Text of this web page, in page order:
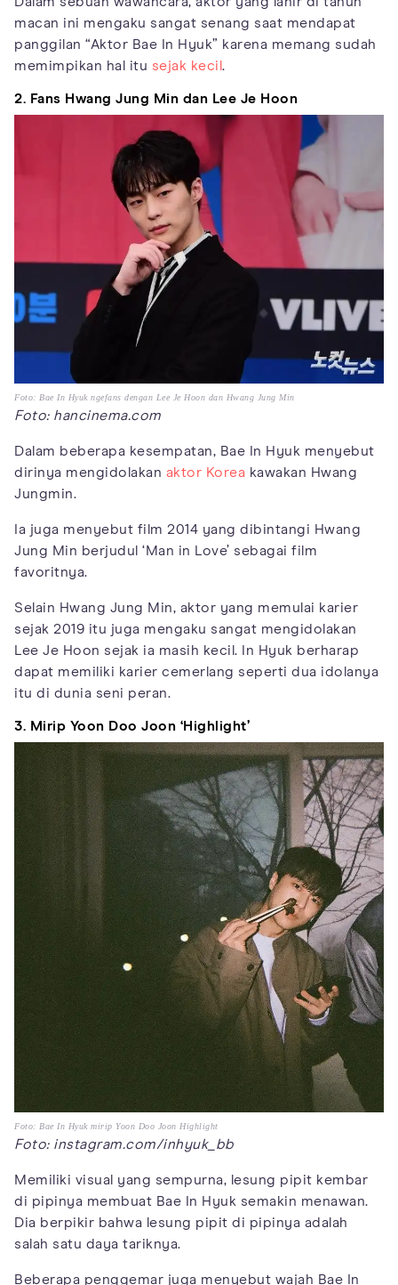
macan ini mengaku sangat senang saat mendapat
panggilan “Aktor Bae In Hyuk” karena memang sudah
memimpikan hal itu sejak kecil .
2. Fans Hwang Jung Min dan Lee Je Hoon
Foto: Bae In Hyuk ngefans dengan Lee Je Hoon dan Hwang Jung Min
Foto: hancinema.com
Dalam beberapa kesempatan, Bae In Hyuk menyebut
dirinya mengidolakan aktor Korea kawakan Hwang
Jungmin.
Ia juga menyebut film 2014 yang dibintangi Hwang
Jung Min berjudul ‘Man in Love’ sebagai film
favoritnya.
Selain Hwang Jung Min, aktor yang memulai karier
sejak 2019 itu juga mengaku sangat mengidolakan
Lee Je Hoon sejak ia masih kecil. In Hyuk berharap
dapat memiliki karier cemerlang seperti dua idolanya
itu di dunia seni peran.
3. Mirip Yoon Doo Joon ‘Highlight’
Foto: Bae In Hyuk mirip Yoon Doo Joon Highlight
Foto: instagram.com/inhyuk_bb
Memiliki visual yang sempurna, lesung pipit kembar
di pipinya membuat Bae In Hyuk semakin menawan.
Dia berpikir bahwa lesung pipit di pipinya adalah
salah satu daya tariknya.
Beberapa penggemar juga menyebut wajah Bae In